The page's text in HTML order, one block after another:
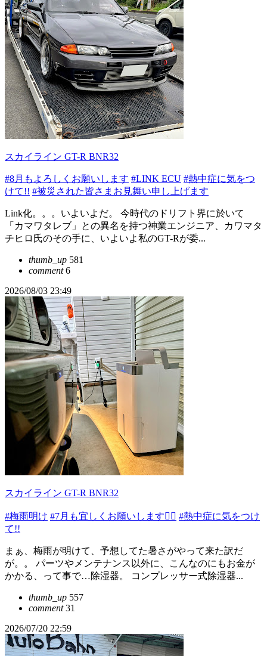
スカイライン GT-R BNR32
#8月もよろしくお願いします #LINK ECU #熱中症に気をつ
けて!! #被災された皆さまお見舞い申し上げます
Link化。。。いよいよだ。 今時代のドリフト界に於いて
「カマワタレブ」との異名を持つ神業エンジニア、カワマタ
チヒロ氏のその手に、いよいよ私のGT-Rが委...
thumb_up 581
comment6
2026/08/03 23:49
スカイライン GT-R BNR32
#梅雨明け #7月も宜しくお願いします🙇‍♂️ #熱中症に気をつけ
て!!
まぁ、梅雨が明けて、予想してた暑さがやって来た訳だ
が。。 パーツやメンテナンス以外に、こんなのにもお金が
かかる、って事で…除湿器。 コンプレッサー式除湿器...
thumb_up 557
comment31
2026/07/20 22:59